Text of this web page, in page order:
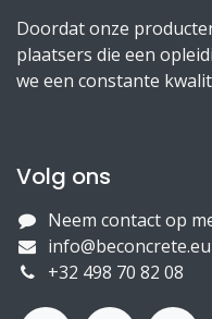
Doordat onze
plaatsers die een
we een constante
Volg ons
Neem contact op
info@beconcrete.eu
+32 498 70 82 08